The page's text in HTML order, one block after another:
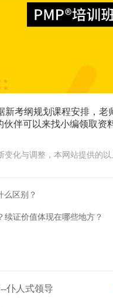
新考纲规划课程安排，
伴可以来找小编领取资
化与调整，本网站提供的
么区别？
续证价值体现在哪些地方？
仆人式领导